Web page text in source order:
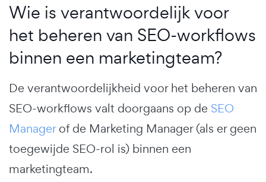
Wie is verantwoordelijk voor
het beheren van SEO-workflows
binnen een marketingteam?
De verantwoordelijkheid voor het beheren van
SEO-workflows valt doorgaans op de SEO
Managerof de Marketing Manager (als er geen
toegewijde SEO-rol is) binnen een
marketingteam.